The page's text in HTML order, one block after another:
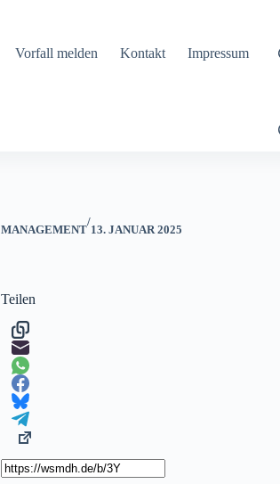
Vorfall melden Kontakt Impressum
MANAGEMENT
/
13. JANUAR 2025
Teilen